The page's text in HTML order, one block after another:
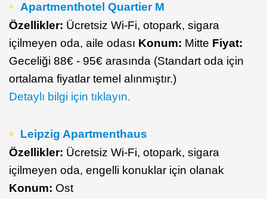
Apartmenthotel Quartier M
Özellikler: Ücretsiz Wi-Fi, otopark, sigara
içilmeyen oda, aile odası Konum: Mitte Fiyat:
Geceliği 88€ - 95€ arasında (Standart oda için
ortalama fiyatlar temel alınmıştır.)
Detaylı bilgi için tıklayın.
Leipzig Apartmenthaus
Özellikler: Ücretsiz Wi-Fi, otopark, sigara
içilmeyen oda, engelli konuklar için olanak
Konum: Ost